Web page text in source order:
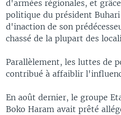
d'armées régionales, et
politique du président Buhari
d'inaction de son
chassé de la plupart des
Parallèlement, les luttes de
contribué à affaiblir
En août dernier, le groupe
Boko Haram avait prêté